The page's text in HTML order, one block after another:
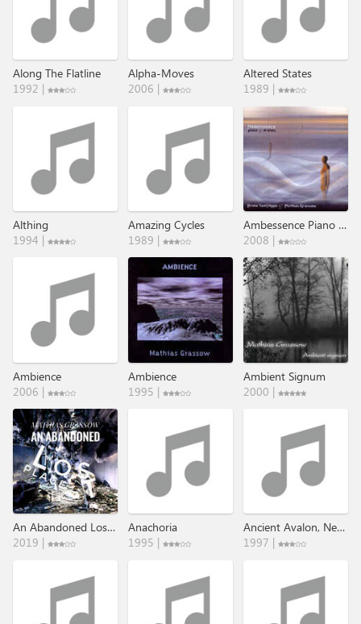
Along The Flatline
1992 |
Alpha-Moves
2006 |
Altered States
1989 |
Althing
1994 |
Amazing Cycles
1989 |
Ambessence Piano & Drones
2008 |
Ambience
2006 |
Ambience
1995 |
Ambient Signum
2000 |
An Abandoned Lost Place​.​.​.​.​.
2019 |
Anachoria
1995 |
Ancient Avalon, New Jerusalem III
1997 |